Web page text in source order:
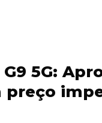
G9 5G:
preço